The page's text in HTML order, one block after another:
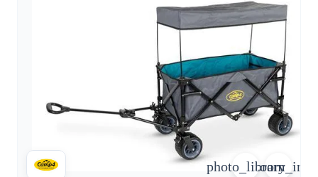
arrow_forward
person
Accesso
favorite_border shopping_cart
Cestino della spesa
zoom_in
photo_library